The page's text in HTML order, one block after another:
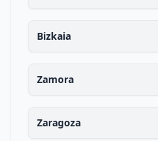
Bizkaia
Zamora
Zaragoza